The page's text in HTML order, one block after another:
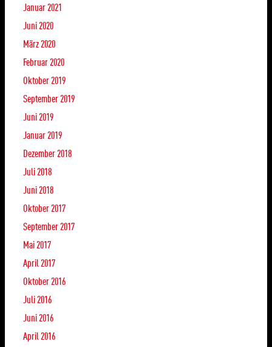
Januar 2021
Juni 2020
März 2020
Februar 2020
Oktober 2019
September 2019
Juni 2019
Januar 2019
Dezember 2018
Juli 2018
Juni 2018
Oktober 2017
September 2017
Mai 2017
April 2017
Oktober 2016
Juli 2016
Juni 2016
April 2016